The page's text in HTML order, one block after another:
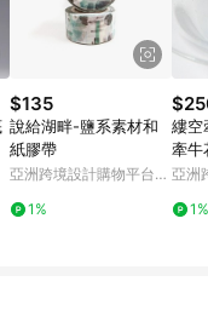
物前往 Pinkoi
符合導購資格；承
前往 Pinkoi 頁
$135
說給湖畔-鹽系素材和
紙膠帶
亞洲跨境設計購物平台
1%
縷空
牽牛
亞洲
1%